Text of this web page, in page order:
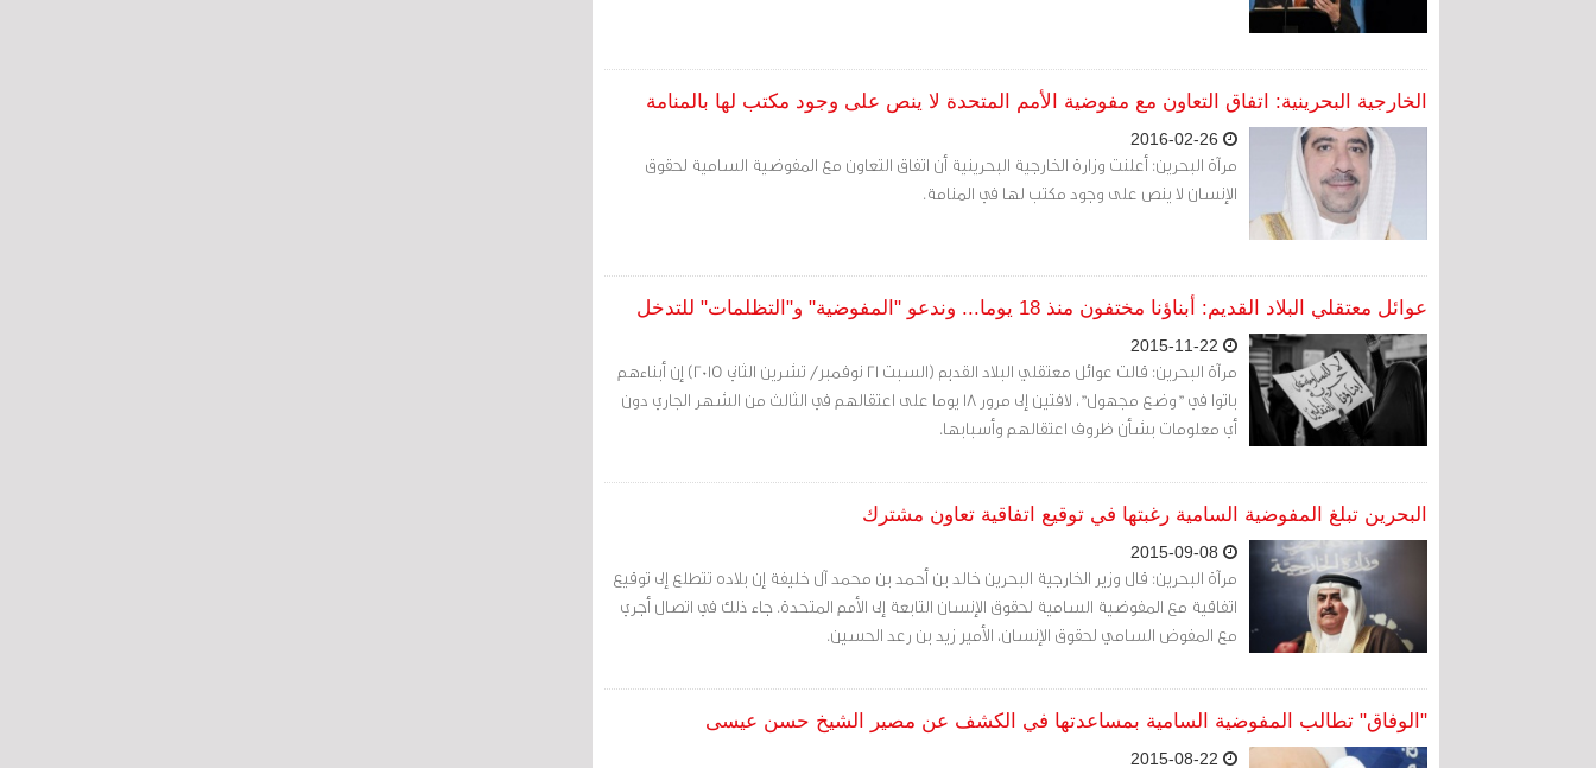
الخارجية البحرينية: اتفاق التعاون مع مفوضية الأمم المتحدة لا ينص على وجود مكتب لها بالمنامة
مرآة البحرين: أعلنت وزارة الخارجية البحرينية أن اتفاق التعاون مع المفوضية السامية لحقوق
الإنسان لا ينص على وجود مكتب لها في المنامة.
عوائل معتقلي البلاد القديم: أبناؤنا مختفون منذ 18 يوما... وندعو "المفوضية" و"التظلمات" للتدخل
مرآة البحرين: قالت عوائل معتقلي البلاد القديم (السبت 21 نوفمبر/ تشرين الثاني 2015) إن أبناءهم
باتوا في "وضع مجهول"، لافتين إلى مرور 18 يوما على اعتقالهم في الثالث من الشهر الجاري دون
أي معلومات بشأن ظروف اعتقالهم وأسبابها.
البحرين تبلغ المفوضية السامية رغبتها في توقيع اتفاقية تعاون مشترك
مرآة البحرين: قال وزير الخارجية البحرين خالد بن أحمد بن محمد آل خليفة إن بلاده تتطلع إلى توقيع
اتفاقية مع المفوضية السامية لحقوق الإنسان التابعة إلى الأمم المتحدة. جاء ذلك في اتصال أجري
مع المفوض السامي لحقوق الإنسان، الأمير زيد بن رعد الحسين.
"الوفاق" تطالب المفوضية السامية بمساعدتها في الكشف عن مصير الشيخ حسن عيسى